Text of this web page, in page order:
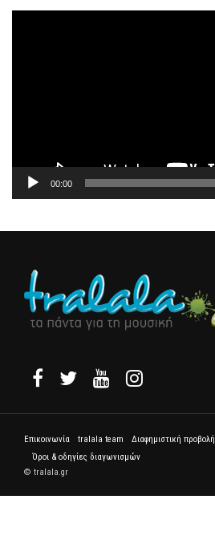
00:00
Επικοινωνία tralala team Διαφημιστική προβολή
Όροι & οδηγίες διαγωνισμών
© tralala.gr